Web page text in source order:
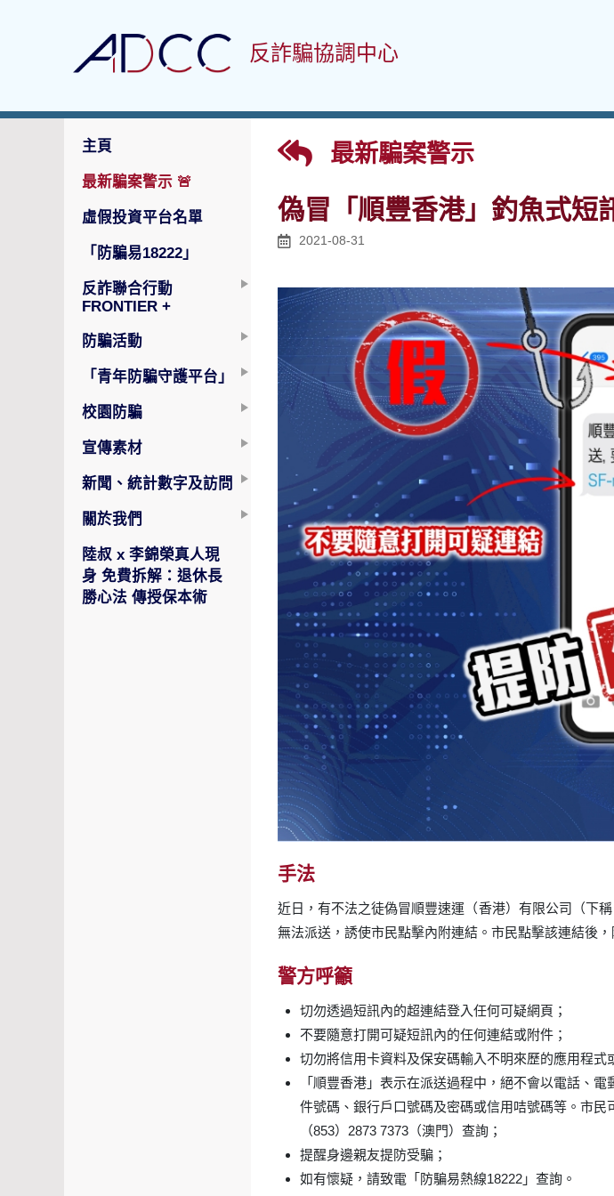
反詐騙協調中心
主頁
最新騙案警示 🚨
虛假投資平台名單
「防騙易18222」
反詐聯合行動
FRONTIER +
防騙活動
「青年防騙守護平台」
校園防騙
宣傳素材
新聞、統計數字及訪問
關於我們
陸叔 x 李錦榮真人現
身 免費拆解：退休長
勝心法 傳授保本術
最新騙案警示
偽冒「順豐香港」釣魚式短
2021-08-31
手法
近日，有不法之徒偽冒順豐速運（香港）有限公司（下
無法派送，誘使市民點擊內附連結。市民點擊該連結後
警方呼籲
切勿透過短訊內的超連結登入任何可疑網頁；
不要隨意打開可疑短訊內的任何連結或附件；
切勿將信用卡資料及保安碼輸入不明來歷的應用程式
「順豐香港」表示在派送過程中，絕不會以電話、
件號碼、銀行戶口號碼及密碼或信用咭號碼等。市民
（853）2873 7373（澳門）查詢；
提醒身邊親友提防受騙；
如有懷疑，請致電「防騙易熱線18222」查詢。